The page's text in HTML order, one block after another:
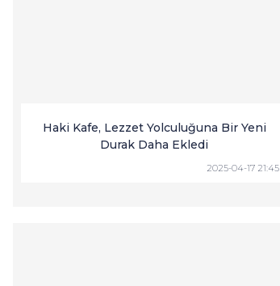
Haki Kafe, Lezzet Yolculuğuna Bir Yeni
Durak Daha Ekledi
2025-04-17 21:45